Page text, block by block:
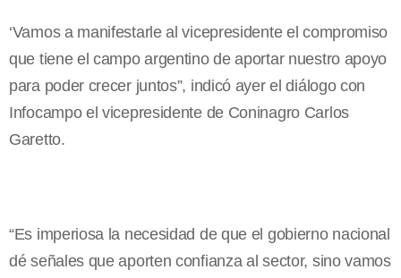
‘Vamos a manifestarle al vicepresidente el compromiso
que tiene el campo argentino de aportar nuestro apoyo
para poder crecer juntos”, indicó ayer el diálogo con
Infocampo el vicepresidente de Coninagro Carlos
Garetto.
“Es imperiosa la necesidad de que el gobierno nacional
dé señales que aporten confianza al sector, sino vamos